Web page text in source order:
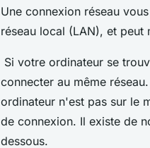
Une connexion réseau
réseau local (LAN), et peut
Si votre ordinateur se
connecter au même
ordinateur n'est pas sur le
de connexion. Il existe de
dessous.